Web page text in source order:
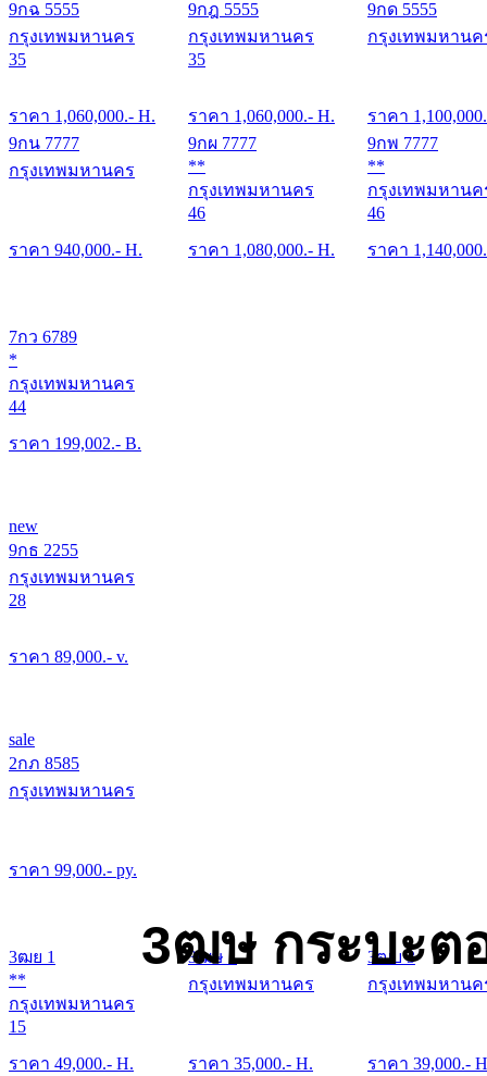
9กฉ 5555
กรุงเทพมหานคร
35
ราคา 1,060,000.- H.
9กฎ 5555
กรุงเทพมหานคร
35
ราคา 1,060,000.- H.
9กด 5555
กรุงเทพมหานค
ราคา 1,100,000
9กน 7777
กรุงเทพมหานคร
ราคา 940,000.- H.
9กผ 7777
**
กรุงเทพมหานคร
46
ราคา 1,080,000.- H.
9กพ 7777
**
กรุงเทพมหานค
46
ราคา 1,140,000
7กว 6789
*
กรุงเทพมหานคร
44
ราคา 199,002.- B.
new
9กธ 2255
กรุงเทพมหานคร
28
ราคา 89,000.- v.
sale
2กภ 8585
กรุงเทพมหานคร
ราคา 99,000.- py.
3ฒษ กระบะต
3ฒย 1
**
กรุงเทพมหานคร
15
ราคา 49,000.- H.
3ฒษ 1
กรุงเทพมหานคร
ราคา 35,000.- H.
3ฒบ 3
กรุงเทพมหานค
ราคา 39,000.-